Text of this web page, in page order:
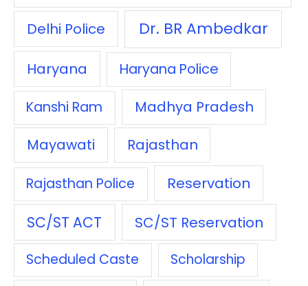
Delhi Police Dr. BR Ambedkar
Haryana Haryana Police
Kanshi Ram
Madhya Pradesh
Mayawati
Rajasthan
Rajasthan Police Reservation
SC/ST ACT SC/ST Reservation
Scheduled Caste Scholarship